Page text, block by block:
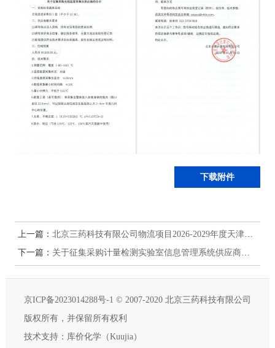
下载附件
上一篇： 北京三药科技有限公司物流项目2026-2029年度天津仓库物流项目招标计划变更公告
下一篇： 关于征集采购计量检测实验室信息管理系统供应商的公告
京ICP备2023014288号-1 © 2007-2020 北京三药科技有限公司
版权所有，并保留所有权利
技术支持： 库价化学（Kuujia）